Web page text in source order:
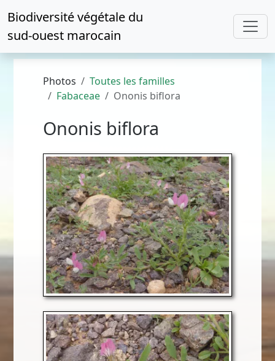
Biodiversité végétale du
sud-ouest marocain
Photos
Toutes les familles
Fabaceae
Ononis biflora
Ononis biflora